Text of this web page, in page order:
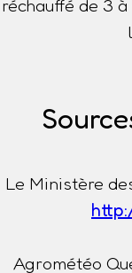
de 3
Le Ministère
Agrométéo